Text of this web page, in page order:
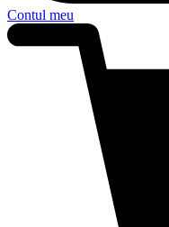
Contul meu